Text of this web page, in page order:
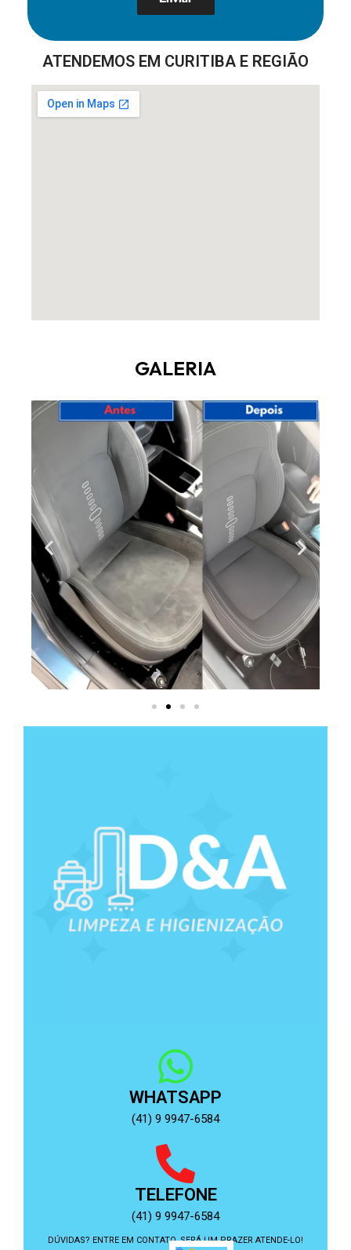
ATENDEMOS EM CURITIBA E REGIÃO
GALERIA
WHATSAPP
(41) 9 9947-6584
TELEFONE
(41) 9 9947-6584
DÚVIDAS? ENTRE EM CONTATO, SERÁ UM PRAZER ATENDE-LO!